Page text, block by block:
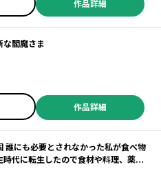
作品詳細
な閻魔さま
作品詳細
誰にも必要とされなかった私が食べ物
代に転生したので食材や料理、薬の
たいと思いました（仮）